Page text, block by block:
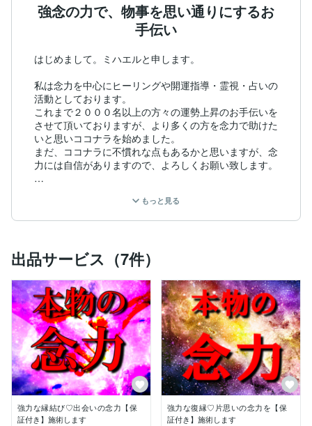
強念の力で、物事を思い通りにするお
手伝い
はじめまして。ミハエルと申します。
私は念力を中心にヒーリングや開運指導・霊視・占いの
活動としております。
これまで２０００名以上の方々の運勢上昇のお手伝いを
させて頂いておりますが、より多くの方を念力で助けた
いと思いココナラを始めました。
まだ、ココナラに不慣れな点もあるかと思いますが、念
力には自信がありますので、よろしくお願い致します。
道で約９年学習しました。
次第に、他の人には無い力を持っている事を自覚し、
片思い）・仕事（出世）・副業・投資（株/FX/不動産）
に応用できるようになりました。
芸能人や経営者等の著名人の鑑定実績が多数ございま
す。
また、テレビへの出演歴もございますので、ご安心くだ
さい。
※こちらの名前は普段活動している名前と異なります。
私の力を世のため人のために使う事が天命だと考えてお
ります。
ご縁があった方には、その天命を全うする所存です。
もっと見る
出品サービス（7件）
強力な縁結び♡出会いの念力【保
証付き】施術します
強力な復縁♡片思いの念力を【保
証付き】施術します